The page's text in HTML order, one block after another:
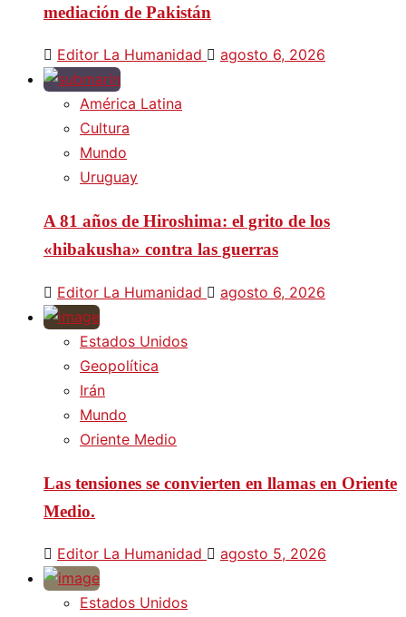
mediación de Pakistán
Editor La Humanidad agosto 6, 2026
América Latina
Cultura
Mundo
Uruguay
A 81 años de Hiroshima: el grito de los
«hibakusha» contra las guerras
Editor La Humanidad agosto 6, 2026
Estados Unidos
Geopolítica
Irán
Mundo
Oriente Medio
Las tensiones se convierten en llamas en Oriente
Medio.
Editor La Humanidad agosto 5, 2026
Estados Unidos